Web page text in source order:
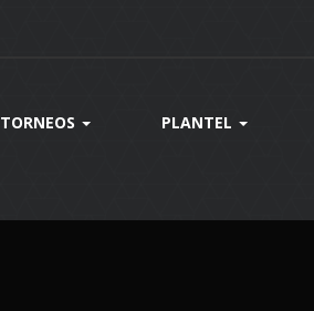
TORNEOS PLANTEL